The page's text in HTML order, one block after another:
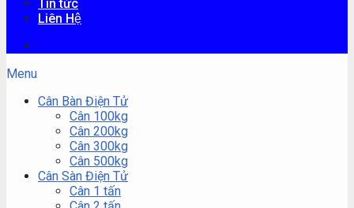
Tin tức
Liên Hệ
Menu
Cân Bàn Điện Tử
Cân 100kg
Cân 200kg
Cân 300kg
Cân 500kg
Cân Sàn Điện Tử
Cân 1 tấn